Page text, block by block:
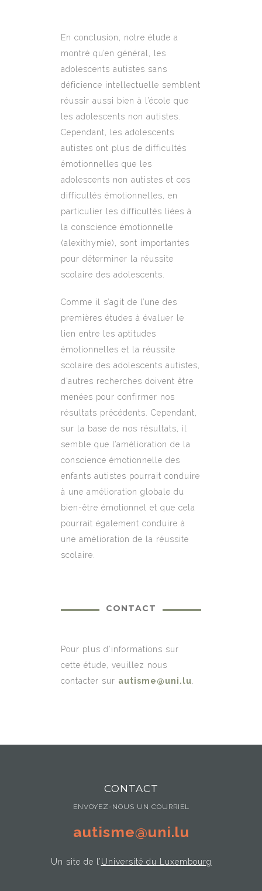
En conclusion, notre étude a
montré qu’en général, les
adolescents autistes sans
déficience intellectuelle semblent
réussir aussi bien à l’école que
les adolescents non autistes.
Cependant, les adolescents
autistes ont plus de difficultés
émotionnelles que les
adolescents non autistes et ces
difficultés émotionnelles, en
particulier les difficultés liées à
la conscience émotionnelle
(alexithymie), sont importantes
pour déterminer la réussite
scolaire des adolescents.
Comme il s’agit de l’une des
premières études à évaluer le
lien entre les aptitudes
émotionnelles et la réussite
scolaire des adolescents autistes,
d’autres recherches doivent être
menées pour confirmer nos
résultats précédents. Cependant,
sur la base de nos résultats, il
semble que l’amélioration de la
conscience émotionnelle des
enfants autistes pourrait conduire
à une amélioration globale du
bien-être émotionnel et que cela
pourrait également conduire à
une amélioration de la réussite
scolaire.
CONTACT
Pour plus d’informations sur
cette étude, veuillez nous
contacter sur autisme@uni.lu
CONTACT
ENVOYEZ-NOUS UN COURRIEL
autisme@uni.lu
Un site de l’Université du Luxembourg